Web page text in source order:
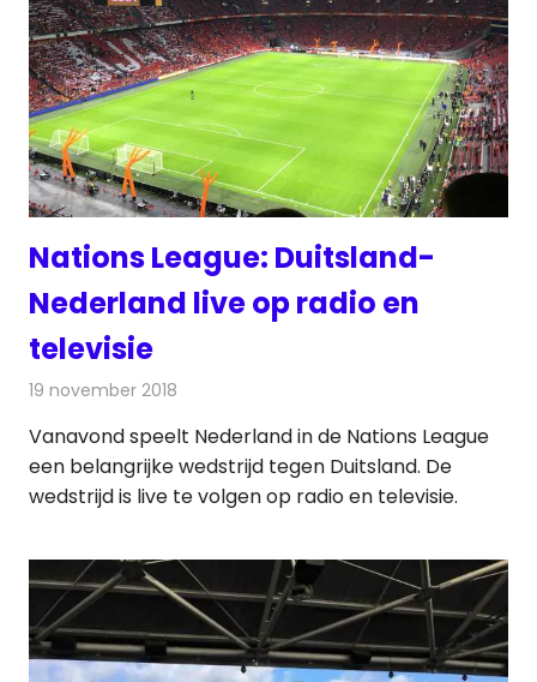
Nations League: Duitsland-
Nederland live op radio en
televisie
19 november 2018
Vanavond speelt Nederland in de Nations League
een belangrijke wedstrijd tegen Duitsland. De
wedstrijd is live te volgen op radio en televisie.